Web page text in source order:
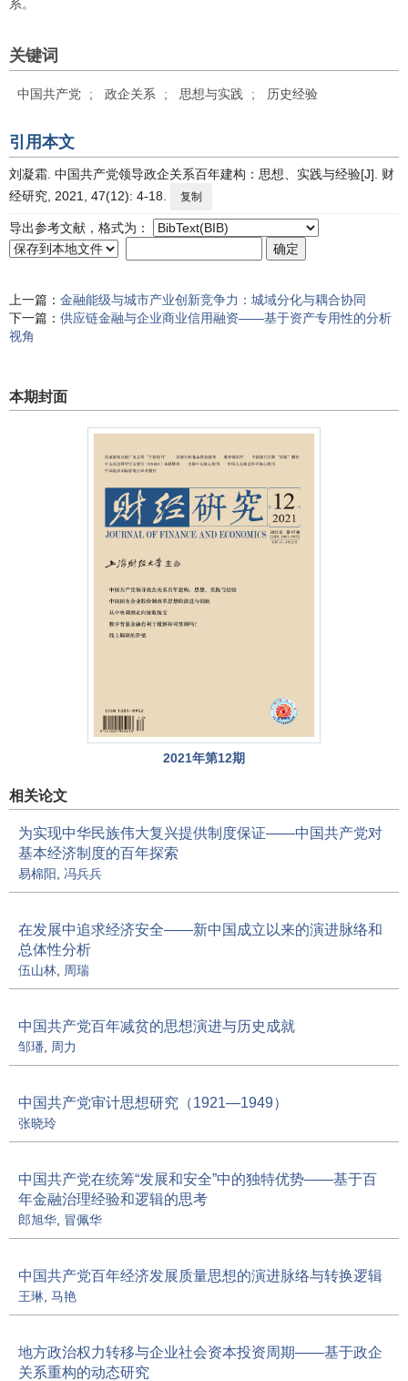
系。
关键词
中国共产党 ; 政企关系 ; 思想与实践 ; 历史经验
引用本文
刘凝霜. 中国共产党领导政企关系百年建构：思想、实践与经验[J]. 财
经研究, 2021, 47(12): 4-18.
复制
导出参考文献，格式为：
上一篇： 金融能级与城市产业创新竞争力：城域分化与耦合协同
下一篇： 供应链金融与企业商业信用融资——基于资产专用性的分析
视角
本期封面
2021年第12期
相关论文
为实现中华民族伟大复兴提供制度保证——中国共产党对
基本经济制度的百年探索
易棉阳 冯兵兵
在发展中追求经济安全——新中国成立以来的演进脉络和
总体性分析
伍山林 周瑞
中国共产党百年减贫的思想演进与历史成就
邹璠 周力
中国共产党审计思想研究（1921—1949）
张晓玲
中国共产党在统筹“发展和安全”中的独特优势——基于百
年金融治理经验和逻辑的思考
郎旭华 冒佩华
中国共产党百年经济发展质量思想的演进脉络与转换逻辑
王琳 马艳
地方政治权力转移与企业社会资本投资周期——基于政企
关系重构的动态研究